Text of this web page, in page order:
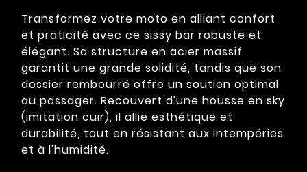
Transformez votre moto en alliant confort
et praticité avec ce sissy bar robuste et
élégant. Sa structure en acier massif
garantit une grande solidité, tandis que son
dossier rembourré offre un soutien optimal
au passager. Recouvert d'une housse en sky
(imitation cuir), il allie esthétique et
durabilité, tout en résistant aux intempéries
et à l'humidité.